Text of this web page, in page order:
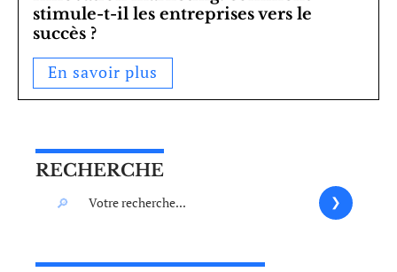
stimule-t-il les entreprises vers le
succès ?
En savoir plus
RECHERCHE